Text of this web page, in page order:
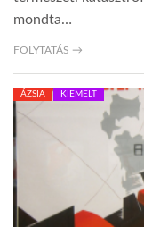
mondta…
FOLYTATÁS →
ÁZSIA KIEMELT